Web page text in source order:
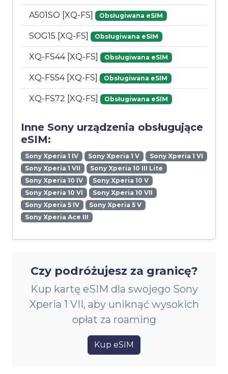
A501SO [XQ-FS] Obsługiwana eSIM
SOG15 [XQ-FS] Obsługiwana eSIM
XQ-FS44 [XQ-FS] Obsługiwana eSIM
XQ-FS54 [XQ-FS] Obsługiwana eSIM
XQ-FS72 [XQ-FS] Obsługiwana eSIM
Inne Sony urządzenia obsługujące
eSIM:
Sony Xperia 1 IV Sony Xperia 1 V
Sony Xperia 1 VI
Sony Xperia 1 VII
Sony Xperia 10 III Lite
Sony Xperia 10 IV
Sony Xperia 10 V
Sony Xperia 10 VI
Sony Xperia 10 VII
Sony Xperia 5 IV
Sony Xperia 5 V
Sony Xperia Ace III
Czy podróżujesz za granicę?
Kup kartę eSIM dla swojego Sony
Xperia 1 VII, aby uniknąć wysokich
opłat za roaming
Kup eSIM